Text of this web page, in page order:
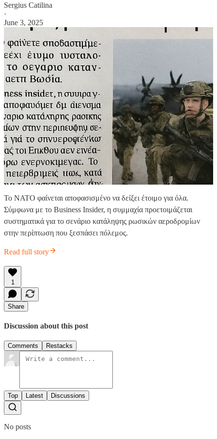
Sergius Catilina
·
June 3, 2025
Το ΝΑΤΟ φαίνεται αποφασισμένο να δείξει έτοιμο για όλα.
Σύμφωνα με το Business Insider, η συμμαχία προετοιμάζεται
συστηματικά για το σενάριο κατάληψης ρωσικών αεροδρομίων
στην περίπτωση που ξεσπάσει πόλεμος.
Read full story
1
Share
Discussion about this post
Comments Restacks
Top Latest Discussions
No posts